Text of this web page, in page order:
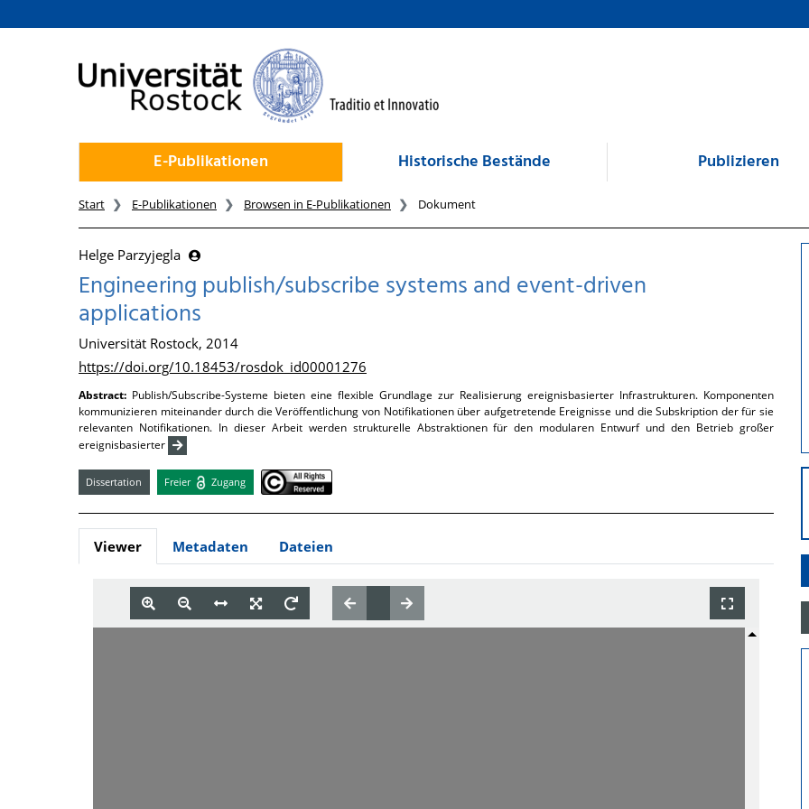
zum Inhalt
E-Publikationen Historische Bestände Publizieren
Start E-Publikationen Browsen in E-Publikationen Dokument
Helge Parzyjegla
Engineering publish/subscribe systems and event-driven
applications
Universität Rostock, 2014
https://doi.org/10.18453/rosdok_id00001276
Abstract: Publish/Subscribe-Systeme bieten eine flexible Grundlage zur Realisierung ereignisbasierter Infrastrukturen. Komponenten
kommunizieren miteinander durch die Veröffentlichung von Notifikationen über aufgetretende Ereignisse und die Subskription der für sie
relevanten Notifikationen. In dieser Arbeit werden strukturelle Abstraktionen für den modularen Entwurf und den Betrieb großer
ereignisbasierter
Dissertation Freier Zugang
Viewer Metadaten Dateien